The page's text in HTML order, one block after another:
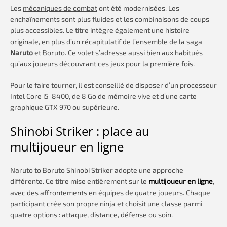
Les mécaniques de combatont été modernisées. Les
enchaînements sont plus fluides et les combinaisons de coups
plus accessibles. Le titre intègre également une histoire
originale, en plus d’un récapitulatif de l’ensemble de la saga
Narutoet Boruto. Ce volet s’adresse aussi bien aux habitués
qu’aux joueurs découvrant ces jeux pour la première fois.
Pour le faire tourner, il est conseillé de disposer d’un processeur
Intel Core i5-8400, de 8 Go de mémoire vive et d’une carte
graphique GTX 970 ou supérieure.
Shinobi Striker : place au
multijoueur en ligne
Naruto to Boruto Shinobi Striker adopte une approche
différente. Ce titre mise entièrement sur le multijoueur en ligne,
avec des affrontements en équipes de quatre joueurs. Chaque
participant crée son propre ninja et choisit une classe parmi
quatre options : attaque, distance, défense ou soin.